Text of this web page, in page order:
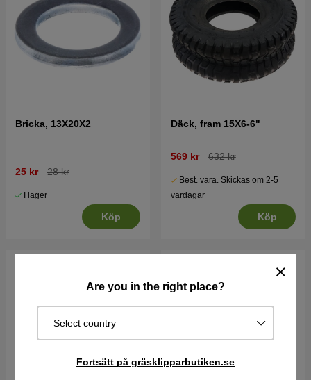
Are you in the right place?
Select country
Fortsätt på gräsklipparbutiken.se
Bricka, 13X20X2
25 kr 28 kr
I lager
Köp
Däck, fram 15X6-6"
569 kr 632 kr
Best. vara. Skickas om 2-5
vardagar
Köp